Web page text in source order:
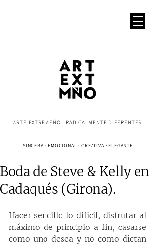
ARTE EXTREMEÑO - RADICALMENTE DIFERENTES
SINCERA · EMOCIONAL · CREATIVA · ELEGANTE
Boda de Steve & Kelly en
Cadaqués (Girona).
Hacer sencillo lo difícil, disfrutar al
máximo de principio a fin, casarse
como uno desea y no como dictan